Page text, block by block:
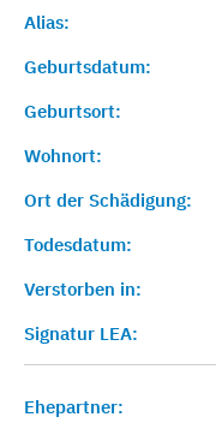
Alias:
Geburtsdatum:
Geburtsort:
Wohnort:
Ort der Schädigung:
Todesdatum:
Verstorben in:
Signatur LEA:
Ehepartner: